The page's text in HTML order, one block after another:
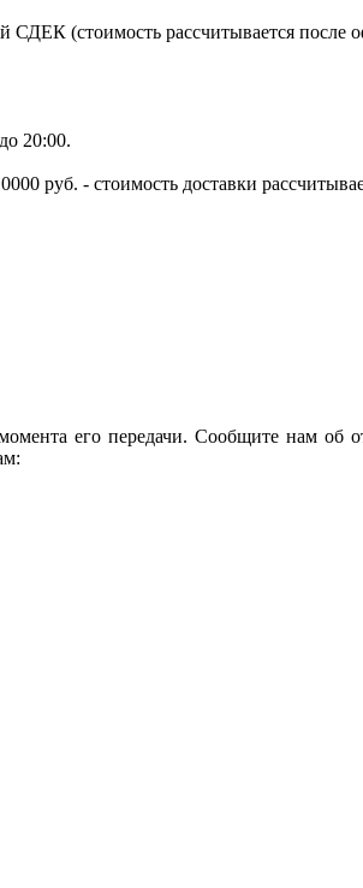
(стоимость рассчитывается после
20:00.
руб. - стоимость доставки
его передачи. Сообщите нам об